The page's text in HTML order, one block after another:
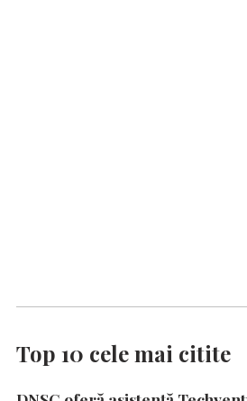
Top 10 cele mai citite